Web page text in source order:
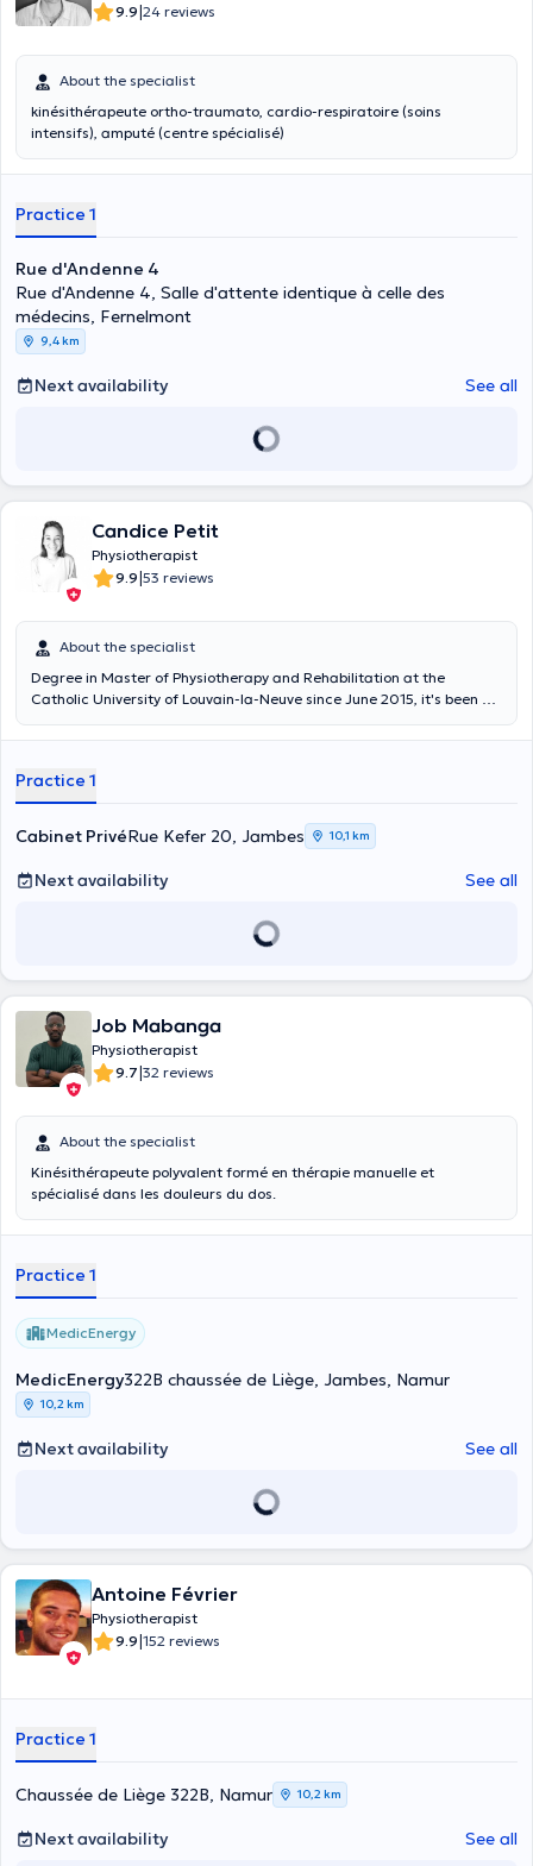
9.9|24 reviews
About the specialist
kinésithérapeute ortho-traumato, cardio-respiratoire (soins
intensifs), amputé (centre spécialisé)
Practice 1
Rue d'Andenne 4
Rue d'Andenne 4, Salle d'attente identique à celle des
médecins, Fernelmont
9,4 km
Next availability See all
Candice Petit
Physiotherapist
9.9|53 reviews
About the specialist
Degree in Master of Physiotherapy and Rehabilitation at the
Catholic University of Louvain-la-Neuve since June 2015, it's been 3
you in a newly renovated office and accessed easily and you devote
I offers the most attractive rates. Content translated by google
translate
Practice 1
Cabinet PrivéRue Kefer 20, Jambes 10,1 km
Next availability See all
Job Mabanga
Physiotherapist
9.7|32 reviews
About the specialist
Kinésithérapeute polyvalent formé en thérapie manuelle et
spécialisé dans les douleurs du dos.
Practice 1
MedicEnergy
MedicEnergy322B chaussée de Liège, Jambes, Namur
10,2 km
Next availability See all
Antoine Février
Physiotherapist
9.9|152 reviews
Practice 1
Chaussée de Liège 322B, Namur 10,2 km
Next availability See all